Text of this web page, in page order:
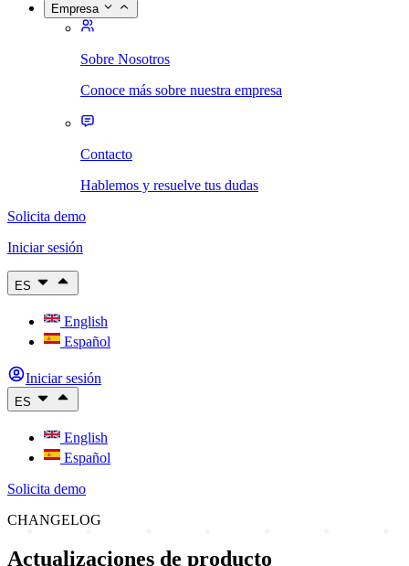
Empresa
Sobre Nosotros
Conoce más sobre nuestra empresa
Contacto
Hablemos y resuelve tus dudas
Solicita demo
Iniciar sesión
ES
English
Español
Iniciar sesión
ES
English
Español
Solicita demo
CHANGELOG
Actualizaciones de producto